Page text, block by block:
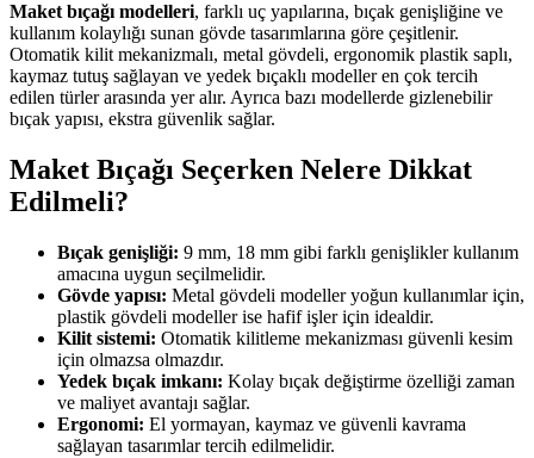
Maket bıçağı modelleri, farklı uç yapılarına, bıçak genişliğine ve
kullanım kolaylığı sunan gövde tasarımlarına göre çeşitlenir.
Otomatik kilit mekanizmalı, metal gövdeli, ergonomik plastik saplı,
kaymaz tutuş sağlayan ve yedek bıçaklı modeller en çok tercih
edilen türler arasında yer alır. Ayrıca bazı modellerde gizlenebilir
bıçak yapısı, ekstra güvenlik sağlar.
Maket Bıçağı Seçerken Nelere Dikkat
Edilmeli?
Bıçak genişliği: 9 mm, 18 mm gibi farklı genişlikler kullanım
amacına uygun seçilmelidir.
Gövde yapısı: Metal gövdeli modeller yoğun kullanımlar için,
plastik gövdeli modeller ise hafif işler için idealdir.
Kilit sistemi: Otomatik kilitleme mekanizması güvenli kesim
için olmazsa olmazdır.
Yedek bıçak imkanı: Kolay bıçak değiştirme özelliği zaman
ve maliyet avantajı sağlar.
Ergonomi: El yormayan, kaymaz ve güvenli kavrama
sağlayan tasarımlar tercih edilmelidir.